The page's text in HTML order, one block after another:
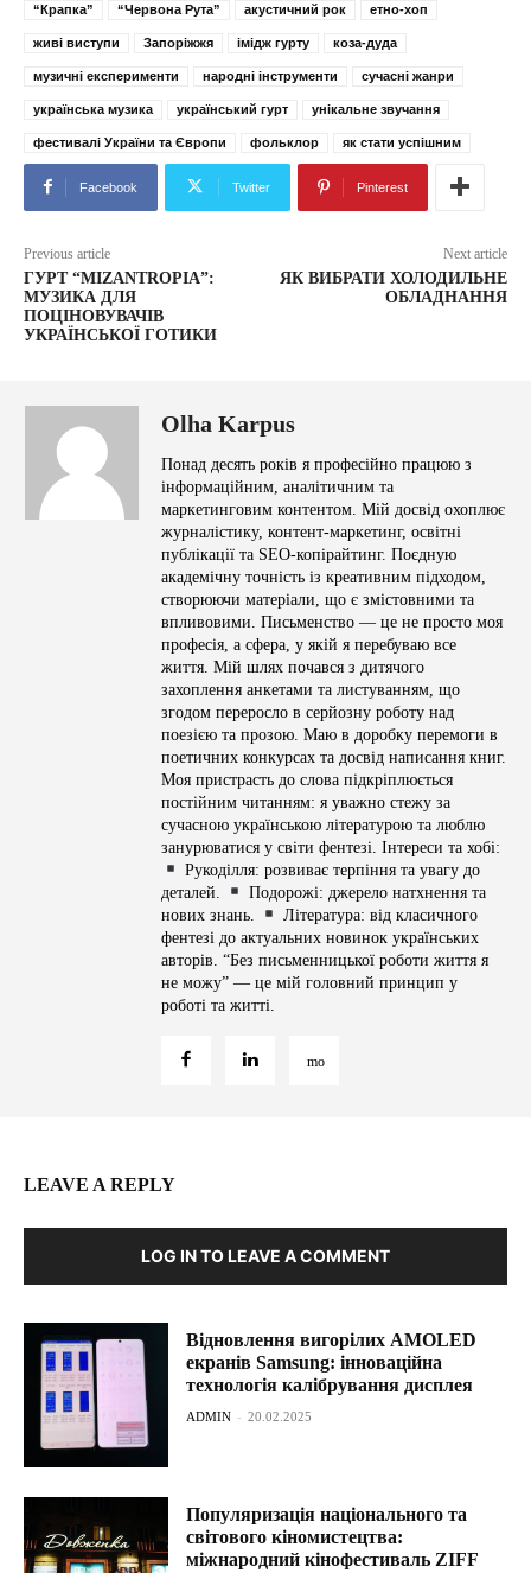
“Крапка” “Червона Рута” акустичний рок етно-хоп
живі виступи Запоріжжя імідж гурту коза-дуда
музичні експерименти народні інструменти сучасні жанри
українська музика український гурт унікальне звучання
фестивалі України та Європи фольклор як стати успішним
Facebook Twitter Pinterest
Previous article
ГУРТ “MIZANTROPIA”:
МУЗИКА ДЛЯ
ПОЦІНОВУВАЧІВ
УКРАЇНСЬКОЇ ГОТИКИ
Next article
ЯК ВИБРАТИ ХОЛОДИЛЬНЕ
ОБЛАДНАННЯ
Olha Karpus
Понад десять років я професійно працюю з
інформаційним, аналітичним та
маркетинговим контентом. Мій досвід охоплює
журналістику, контент-маркетинг, освітні
публікації та SEO-копірайтинг. Поєдную
академічну точність із креативним підходом,
створюючи матеріали, що є змістовними та
впливовими. Письменство — це не просто моя
професія, а сфера, у якій я перебуваю все
життя. Мій шлях почався з дитячого
захоплення анкетами та листуванням, що
згодом переросло в серйозну роботу над
поезією та прозою. Маю в доробку перемоги в
поетичних конкурсах та досвід написання книг.
Моя пристрасть до слова підкріплюється
постійним читанням: я уважно стежу за
сучасною українською літературою та люблю
занурюватися у світи фентезі. Інтереси та хобі:
Рукоділля: розвиває терпіння та увагу до
деталей.
Подорожі: джерело натхнення та
нових знань.
Література: від класичного
фентезі до актуальних новинок українських
авторів. “Без письменницької роботи життя я
не можу” — це мій головний принцип у
роботі та житті.
LEAVE A REPLY
LOG IN TO LEAVE A COMMENT
Відновлення вигорілих AMOLED
екранів Samsung: інноваційна
технологія калібрування дисплея
ADMIN - 20.02.2025
Популяризація національного та
світового кіномистецтва:
міжнародний кінофестиваль ZIFF